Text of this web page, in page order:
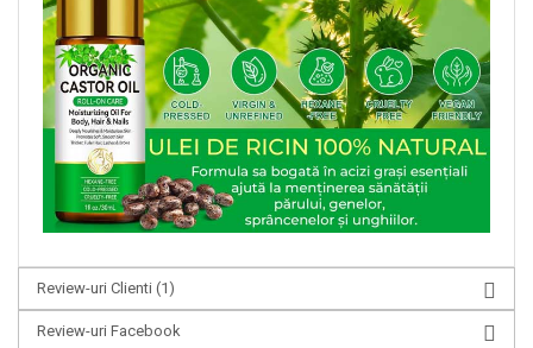
Review-uri Clienti (1)
Review-uri Facebook